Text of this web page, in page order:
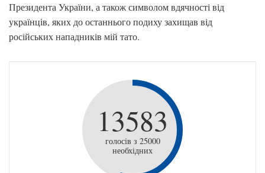
Президента України, а також символом вдячності від
українців, яких до останнього подиху захищав від
російських нападників мій тато.
13583
голосів з 25000
необхідних